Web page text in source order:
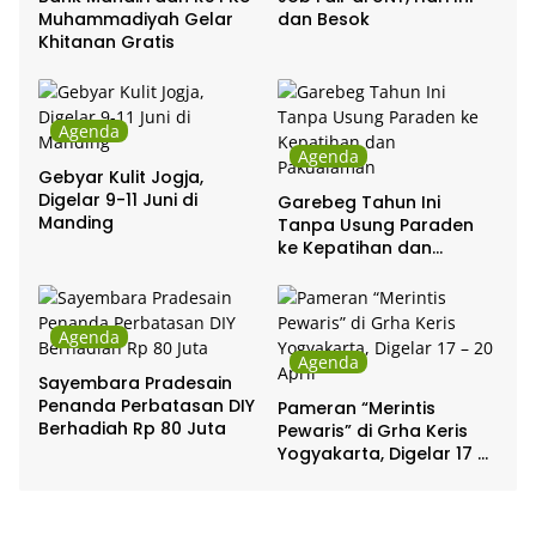
Muhammadiyah Gelar
Khitanan Gratis
dan Besok
Agenda
Gebyar Kulit Jogja,
Digelar 9-11 Juni di
Manding
Agenda
Garebeg Tahun Ini
Tanpa Usung Paraden
ke Kepatihan dan
Agenda
Sayembara Pradesain
Penanda Perbatasan DIY
Berhadiah Rp 80 Juta
Agenda
Pameran “Merintis
Pewaris” di Grha Keris
Yogyakarta, Digelar 17 –